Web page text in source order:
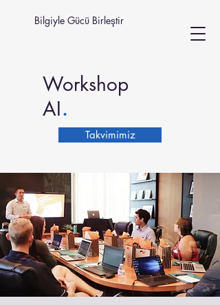
Bilgiyle Gücü Birleştir
Workshop
AI.
Takvimimiz